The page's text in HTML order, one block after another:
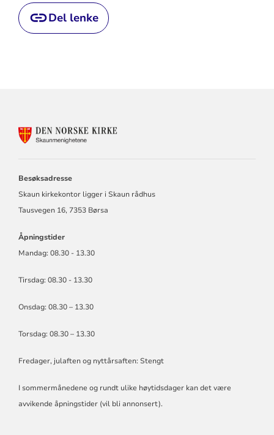
Del lenke
MENIGHETER
Besøksadresse
Skaun kirkekontor ligger i Skaun rådhus
Tausvegen 16, 7353 Børsa
Åpningstider
Mandag: 08.30 - 13.30
Tirsdag: 08.30 - 13.30
Onsdag: 08.30 – 13.30
Torsdag: 08.30 – 13.30
Fredager, julaften og nyttårsaften: Stengt
I sommermånedene og rundt ulike høytidsdager kan det være
avvikende åpningstider (vil bli annonsert).